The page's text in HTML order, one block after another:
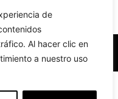
de
Al hacer clic en
a nuestro uso
de Cookies